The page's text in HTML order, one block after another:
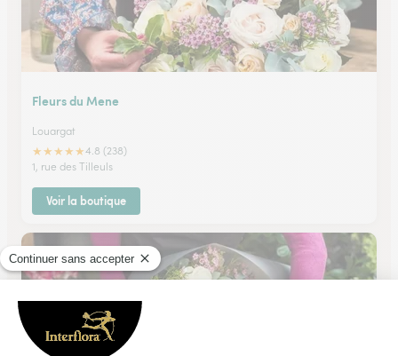
Fleurs du Mene
Louargat
★★★★★4.8 (238)
1, rue des Tilleuls
Voir la boutique